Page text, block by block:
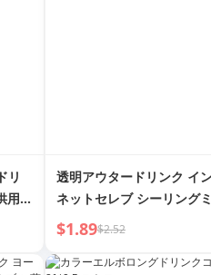
リ
用
透明アウタードリンク イ
ネットセレブ シーリング
ティーカップ
$1.89$2.52